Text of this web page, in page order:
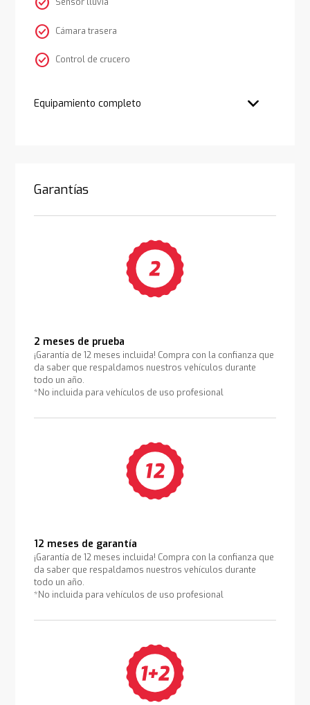
Sensor lluvia
check_circle Cámara trasera
check_circle Control de crucero
Equipamiento completo
Garantías
2 meses de prueba
¡Garantía de 12 meses incluida! Compra con la confianza que
da saber que respaldamos nuestros vehículos durante
todo un año.
*No incluida para vehículos de uso profesional
12 meses de garantía
¡Garantía de 12 meses incluida! Compra con la confianza que
da saber que respaldamos nuestros vehículos durante
todo un año.
*No incluida para vehículos de uso profesional